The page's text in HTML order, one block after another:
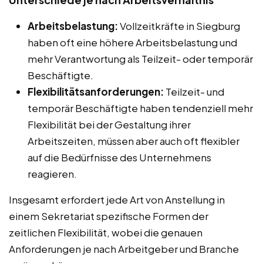
Arbeitsbelastung:Vollzeitkräfte in Siegburg
haben oft eine höhere Arbeitsbelastung und
mehr Verantwortung als Teilzeit- oder temporär
Beschäftigte.
Flexibilitätsanforderungen: Teilzeit- und
temporär Beschäftigte haben tendenziell mehr
Flexibilität bei der Gestaltung ihrer
Arbeitszeiten, müssen aber auch oft flexibler
auf die Bedürfnisse des Unternehmens
reagieren.
Insgesamt erfordert jede Art von Anstellung in
einem Sekretariat spezifische Formen der
zeitlichen Flexibilität, wobei die genauen
Anforderungen je nach Arbeitgeber und Branche